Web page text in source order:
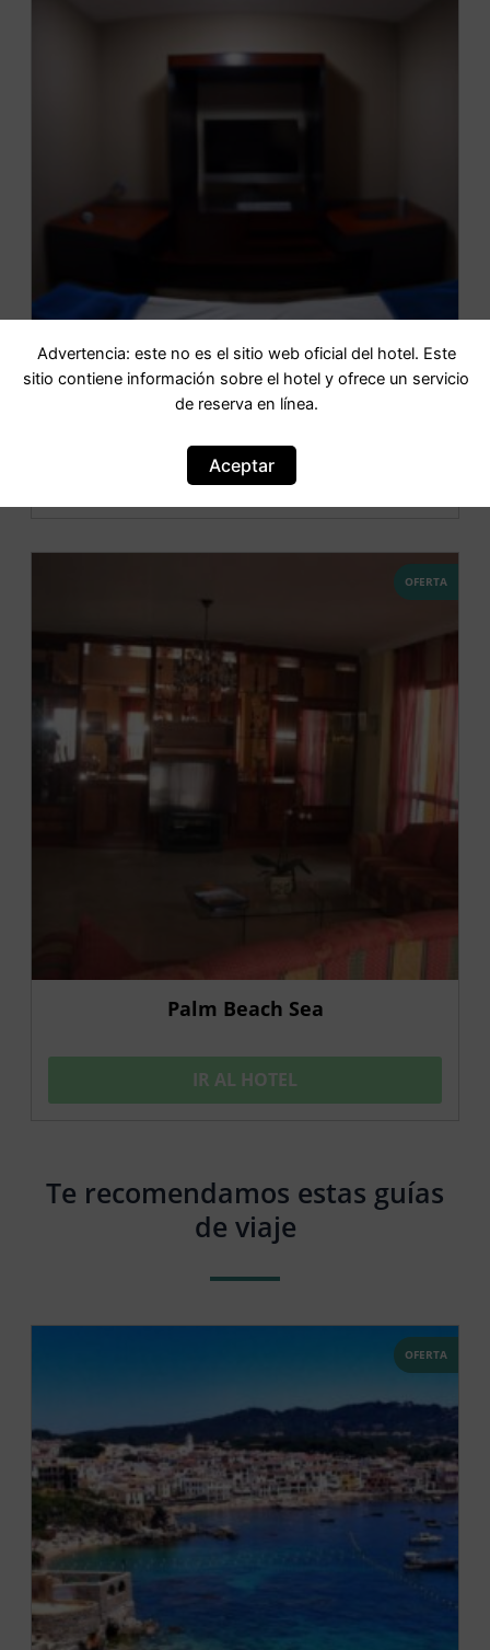
Hotel Star Of The Sea
IR AL HOTEL
OFERTA
Palm Beach Sea
IR AL HOTEL
Te recomendamos estas guías
de viaje
OFERTA
Advertencia: este no es el sitio web oficial del hotel. Este
sitio contiene información sobre el hotel y ofrece un servicio
de reserva en línea.
Aceptar